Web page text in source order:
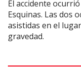
El accidente
Esquinas. Las dos
asistidas en el
gravedad.